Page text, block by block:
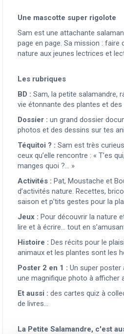
Une mascotte super rigolote
Sam est une attachante
page en page. Sa mission : faire
nature aux jeunes lectrices et
Les rubriques
BD : Sam, la petite salamandre,
vie étonnante des plantes et des
Dossier : un grand dossier
photos et des dessins sur tes
Téquitoi ? : Sam est très
ceux qu’elle rencontre : « T’es
manges quoi ?… »
Activités : Pat, Moustache et
d’activités nature. Recettes,
saison et p’tits gestes pour la
Jeux : Pour découvrir la nature
lire et à écrire… tout en
Histoire : Des récits pour le
animaux et les plantes sont les
Poster 2 en 1 : Un super
une magnifique photo à afficher
Et aussi : des cartes quiz à
de livres…
La Petite Salamandre, c'est